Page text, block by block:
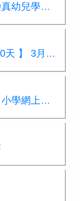
筲箕灣崇真學校及筲箕灣崇真幼兒學校合辦 2021-2022親子同樂日幼兒才藝比賽
【靈修蜜語 (暑期小作業) 40天 】 3月7日~4月29日
Reading Makes Me Shine! 小學網上教室體驗報名表